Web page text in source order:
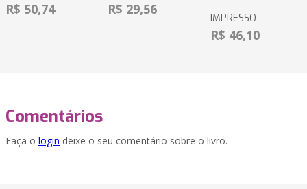
R$ 50,74 R$ 29,56
IMPRESSO
R$ 46,10
Comentários
Faça o login deixe o seu comentário sobre o livro.